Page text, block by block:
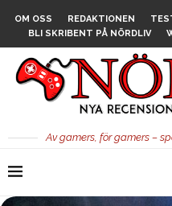
OM OSS REDAKTIONEN
BLI SKRIBENT PÅ NÖRDLIV
Av gamers, för gamers –